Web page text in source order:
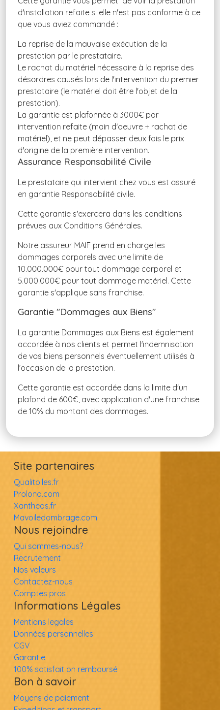
d'installation refaite si elle n'est pas conforme à ce
que vous aviez commandé :
La reprise de la mauvaise exécution de la
prestation par le prestataire.
Le rachat du matériel nécessaire à la reprise des
désordres causés lors de l'intervention du premier
prestataire (le matériel doit être l'objet de la
prestation).
La garantie est plafonnée à 3000€ par
intervention refaite (main d'oeuvre + rachat de
matériel), et ne peut dépasser deux fois le prix
d'origine de la première intervention.
Assurance Responsabilité Civile
Le prestataire qui intervient chez vous est assuré
en garantie Responsabilité civile.
Cette garantie s'exercera dans les conditions
prévues aux Conditions Générales.
Notre assureur MAIF prend en charge les
dommages corporels avec une limite de
10.000.000€ pour tout dommage corporel et
5.000.000€ pour tout dommage matériel. Cette
garantie s'applique sans franchise.
Garantie "Dommages aux Biens"
La garantie Dommages aux Biens est également
accordée à nos clients et permet l'indemnisation
de vos biens personnels éventuellement utilisés à
l'occasion de la prestation.
Cette garantie est accordée dans la limite d'un
plafond de 600€, avec application d'une franchise
de 10% du montant des dommages.
Site partenaires
Qualitoiles.fr
Prolona.com
Xantheos.fr
Mavoiledombrage.com
Nous rejoindre
Qui sommes-nous?
Recrutement
Nos valeurs
Contactez-nous
Comptes pros
Informations Légales
Mentions legales
Données personnelles
CGV
Garantie
100% satisfait on remboursé
Bon à savoir
Moyens de paiement